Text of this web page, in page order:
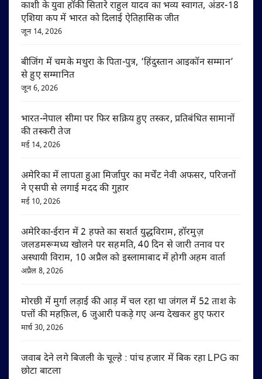
काशी के युवा हॉकी सितारे राहुल यादव का भव्य स्वागत, अंडर-18
एशिया कप में भारत को दिलाई ऐतिहासिक जीत
जून 14, 2026
बीजिंग में चमके मथुरा के पिता-पुत्र, ‘हिंदुस्तान आइकॉन सम्मान’
से हुए सम्मानित
जून 6, 2026
भारत-नेपाल सीमा पर फिर सक्रिय हुए तस्कर, प्रतिबंधित सामानों
की तस्करी तेज
मई 14, 2026
अमेरिका में लापता हुआ मिर्जापुर का मर्चेंट नेवी अफसर, परिजनों
ने एसपी से लगाई मदद की गुहार
मई 10, 2026
अमेरिका-ईरान में 2 हफ्ते का सशर्त युद्धविराम, हॉरमुज़
जलडमरूमध्य खोलने पर सहमति, 40 दिन से जारी तनाव पर
अस्थायी विराम, 10 अप्रैल को इस्लामाबाद में होगी अहम वार्ता
अप्रैल 8, 2026
मोरछी में मुर्गा लड़ाई की आड़ में चल रहा था जंगल में 52 ताश के
पत्तों की महफ़िल, 6 जुआरी पकड़े गए अन्य देखकर हुए फरार
मार्च 30, 2026
जवाब देने लगे बिजली के चूल्हे : पांच हजार में बिक रहा LPG का
छोटा बाटला